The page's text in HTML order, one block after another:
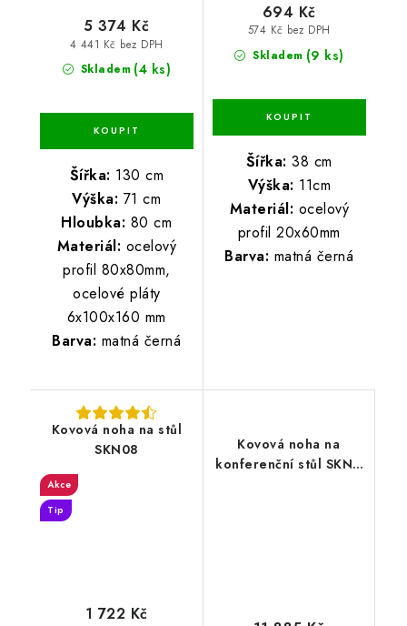
Skladem (4 ks)
4 441 Kč bez DPH
5 374 Kč
Šířka: 130 cm
Výška: 71 cm
Hloubka: 80 cm
Materiál: ocelový
profil 80x80mm,
ocelové pláty
6x100x160 mm
Barva: matná černá
Skladem (9 ks)
574 Kč bez DPH
694 Kč
Šířka: 38 cm
Výška: 11cm
Materiál: ocelový
profil 20x60mm
Barva: matná černá
Kovová noha na stůl
SKN08
Akce
Tip
1 722 Kč
Kovová noha na
konferenční stůl SKND